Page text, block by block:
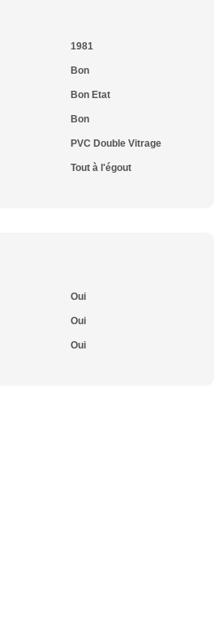
1981
Bon
Bon Etat
Bon
PVC Double Vitrage
Tout à l'égout
Oui
Oui
Oui